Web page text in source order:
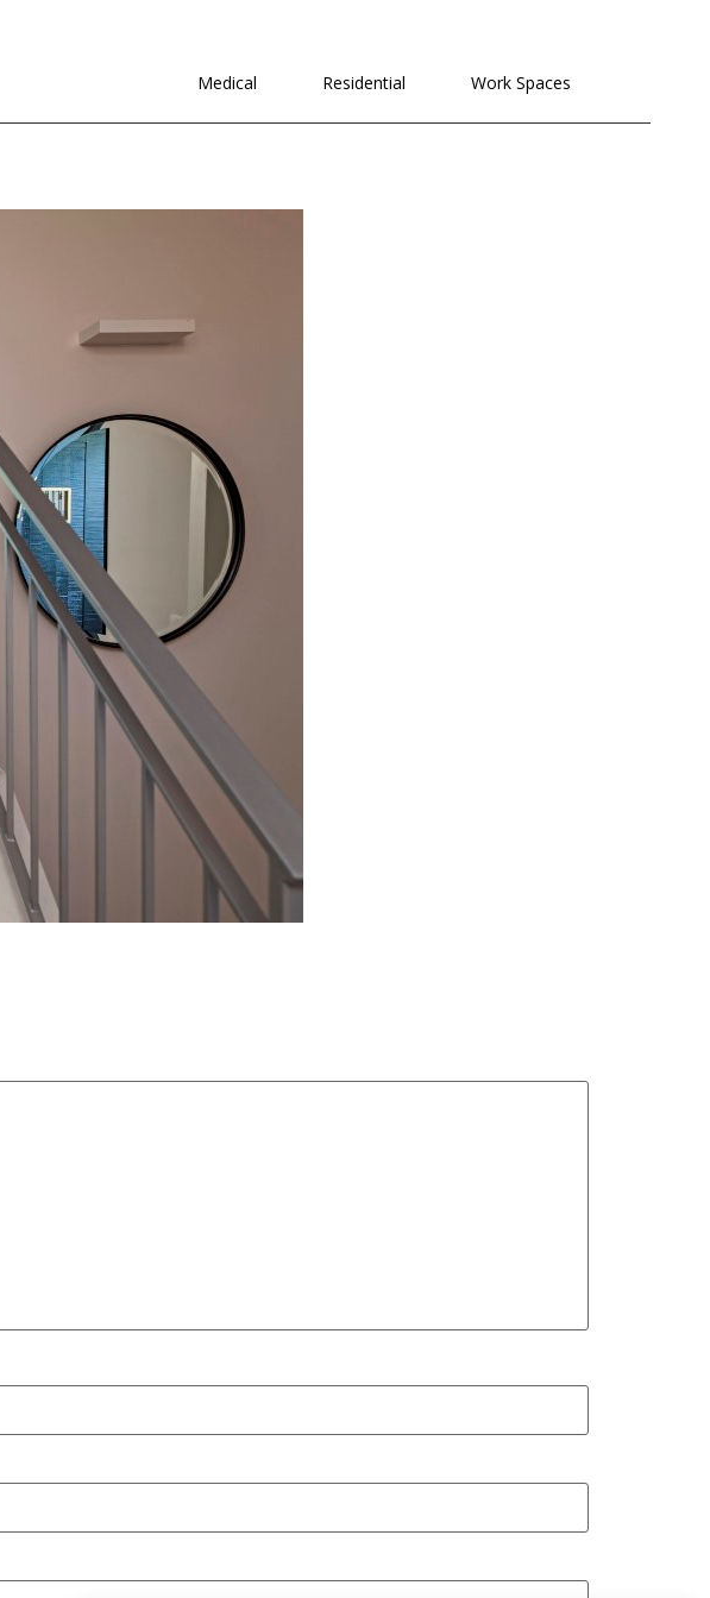
Work Spaces
Residential
Medical